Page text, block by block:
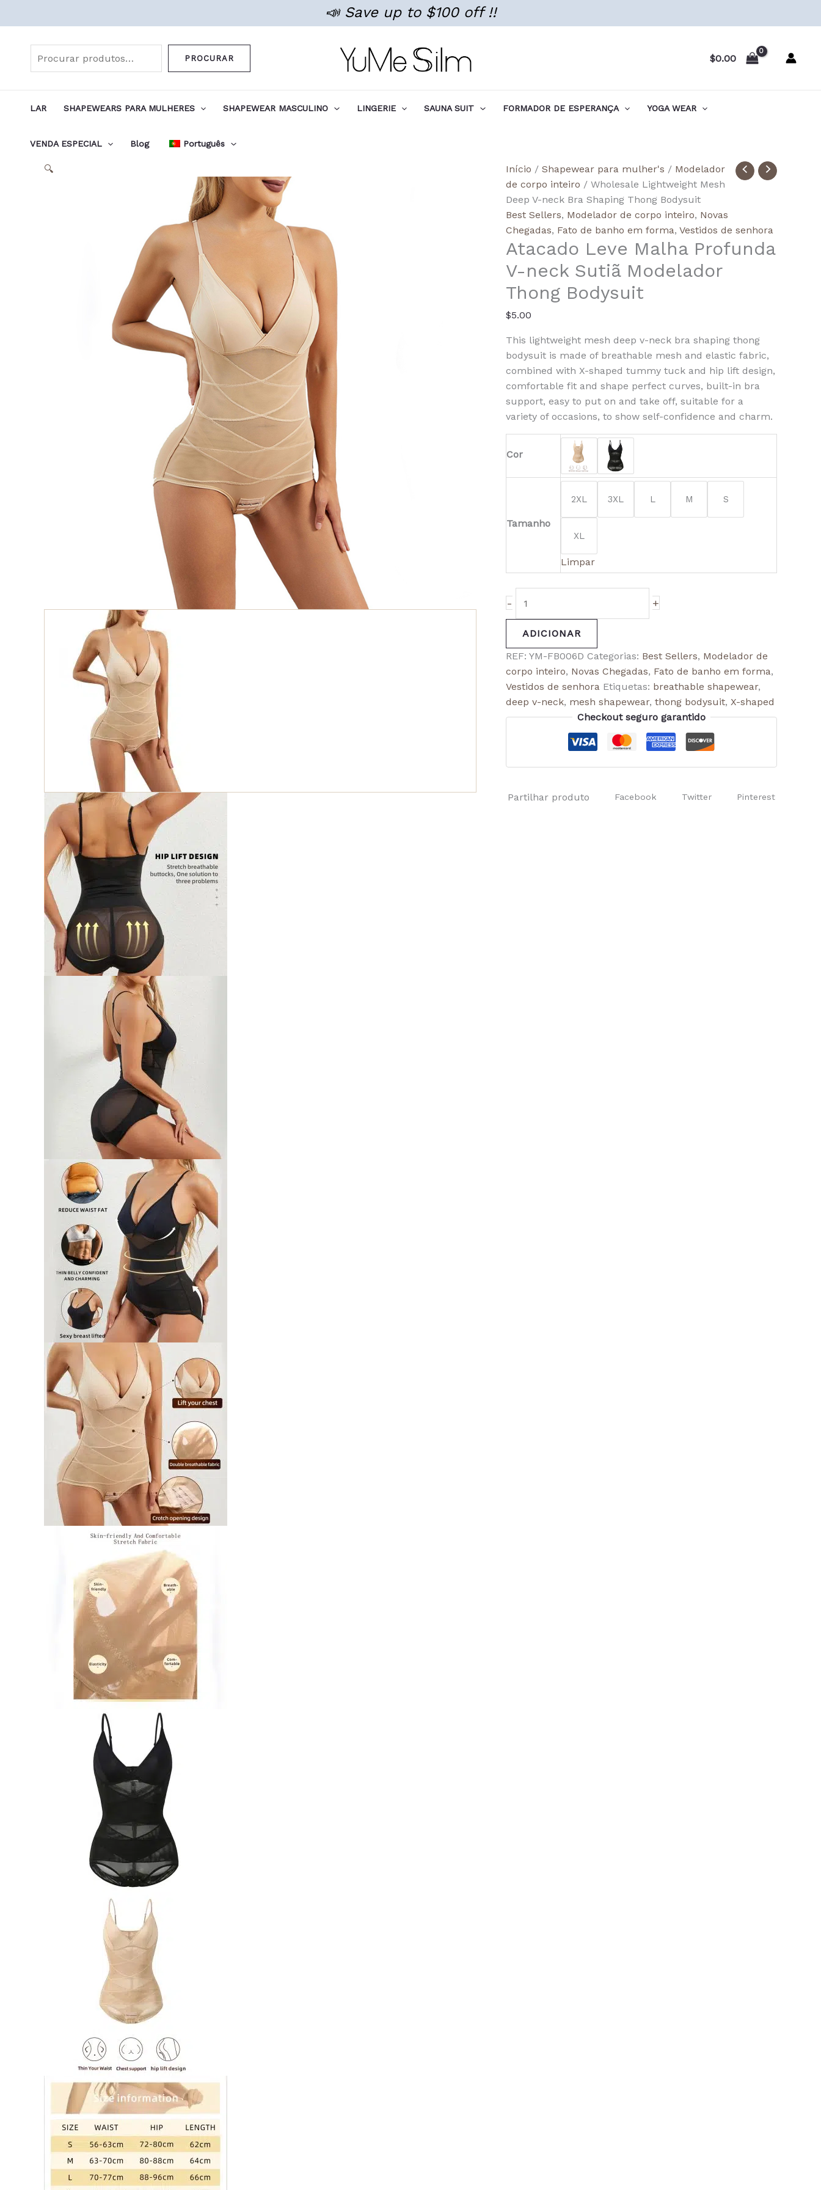
📣 Save up to $100 off !!
PROCURAR $0.00
LAR SHAPEWEARS PARA MULHERES SHAPEWEAR MASCULINO LINGERIE SAUNA SUIT FORMADOR DE ESPERANÇA YOGA WEAR
VENDA ESPECIAL Blog Português
🔍 Início / Shapewear para mulher's / Modelador
de corpo inteiro / Wholesale Lightweight Mesh
Deep V-neck Bra Shaping Thong Bodysuit
Best Sellers, Modelador de corpo inteiro, Novas
Chegadas, Fato de banho em forma, Vestidos de senhora
Atacado Leve Malha Profunda
V-neck Sutiã Modelador
Thong Bodysuit
$5.00
This lightweight mesh deep v-neck bra shaping thong
bodysuit is made of breathable mesh and elastic fabric,
combined with X-shaped tummy tuck and hip lift design,
comfortable fit and shape perfect curves, built-in bra
support, easy to put on and take off, suitable for a
variety of occasions, to show self-confidence and charm.
Cor
Tamanho
2XL 3XL L M S
XL
Limpar
-
Quantidade
de
Wholesale
Lightweight
Mesh
Deep
neck
Bra
Shaping
Thong
Bodysuit
+
ADICIONAR
REF: YM-FB006D Categorias: Best Sellers, Modelador de
corpo inteiro, Novas Chegadas, Fato de banho em forma,
Vestidos de senhora Etiquetas: breathable shapewear,
deep v-neck, mesh shapewear, thong bodysuit, X-shaped
Checkout seguro garantido
Partilhar produto Facebook Twitter Pinterest